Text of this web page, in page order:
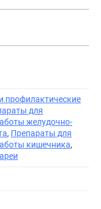
профилактические
для
желудочно-
, Препараты для
кишечника,